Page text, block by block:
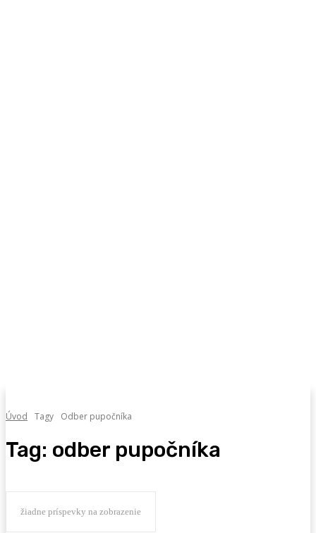
Úvod Tagy Odber pupočníka
Tag: odber pupočníka
žiadne príspevky na zobrazenie